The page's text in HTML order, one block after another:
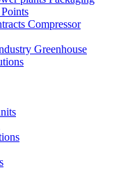
Compressor
Greenhouse